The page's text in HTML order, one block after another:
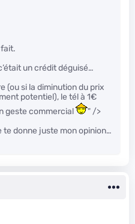
un crédit déguisé…
(ou si la diminution du prix
potentiel), le tél à 1€
geste commercial
" />
te donne juste mon opinion…